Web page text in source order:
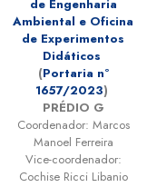
de Engenharia
Ambiental e Oficina
de Experimentos
Didáticos
(Portaria nº
1657/2023)
PRÉDIO G
Coordenador: Marcos
Manoel Ferreira
Vice-coordenador:
Cochise Ricci Libanio